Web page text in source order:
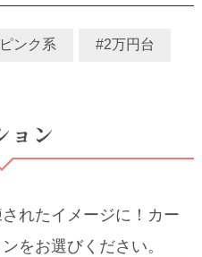
ンク系 #2万円台
ョン
れたイメージに！カー
をお選びください。